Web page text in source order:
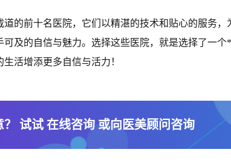
的前十名医院，它们以精湛的技术和贴心的服务
及的自信与魅力。选择这些医院，就是选择了一
活增添更多自信与活力！
？ 试试 在线咨询 或向医美顾问咨询